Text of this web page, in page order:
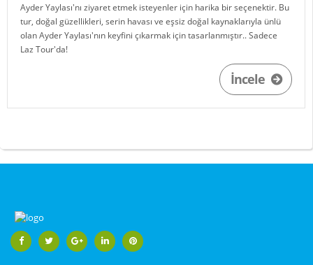
Ayder Yaylası'nı ziyaret etmek isteyenler için harika bir seçenektir. Bu
tur, doğal güzellikleri, serin havası ve eşsiz doğal kaynaklarıyla ünlü
olan Ayder Yaylası'nın keyfini çıkarmak için tasarlanmıştır.. Sadece
Laz Tour'da!
İncele